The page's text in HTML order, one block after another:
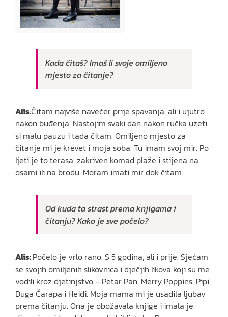
Kada čitaš? Imaš li svoje omiljeno
mjesto za čitanje?
Alis:Čitam najviše navečer prije spavanja, ali i ujutro
nakon buđenja. Nastojim svaki dan nakon ručka uzeti
si malu pauzu i tada čitam. Omiljeno mjesto za
čitanje mi je krevet i moja soba. Tu imam svoj mir. Po
ljeti je to terasa, zakriven komad plaže i stijena na
osami ili na brodu. Moram imati mir dok čitam.
Od kuda ta strast prema knjigama i
čitanju? Kako je sve počelo?
Alis:Počelo je vrlo rano. S 5 godina, ali i prije. Sjećam
se svojih omiljenih slikovnica i dječjih likova koji su me
vodili kroz djetinjstvo – Petar Pan, Merry Poppins, Pipi
Duga Čarapa i Heidi. Moja mama mi je usadila ljubav
prema čitanju. Ona je obožavala knjige i imala je